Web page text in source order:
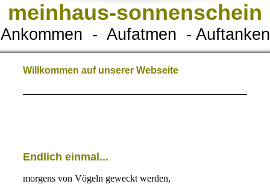
meinhaus-sonnenschein
Ankommen - Aufatmen - Auftanken
Willkommen auf unserer Webseite
Endlich einmal...
morgens von Vögeln geweckt werden,